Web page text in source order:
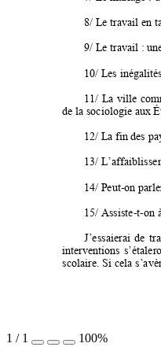
8/ Le travail en
9/ Le travail :
10/ Les inégalités
11/ La ville com
de la sociologie aux
12/ La fin des
13/ L’affaiblisse
14/ Peut-on
15/ Assiste-t-on
J’essaierai de
interventions
scolaire. Si cela s’avè
1 / 1 100%